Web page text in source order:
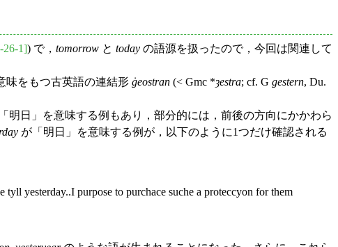
26-1]) で， tomorrow と today の語源を扱ったので，今回は関連して
味をもつ古英語の連結形 ġeostran (< Gmc *ȝestra; cf. G gestern, Du.
日」を意味する例もあり，部分的には，前後の方向にかかわら
が「明日」を意味する例が，以下のように1つだけ確認される
yesterday..I purpose to purchace suche a proteccyon for them